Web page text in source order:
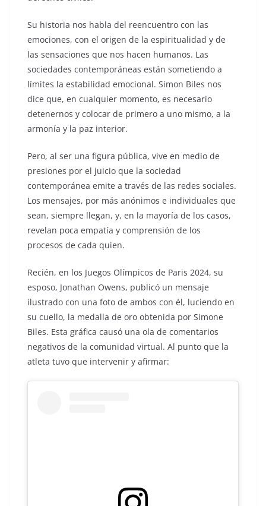
Su historia nos habla del reencuentro con las
emociones, con el origen de la espiritualidad y de
las sensaciones que nos hacen humanos. Las
sociedades contemporáneas están sometiendo a
límites la estabilidad emocional. Simon Biles nos
dice que, en cualquier momento, es necesario
detenernos y colocar de primero a uno mismo, a la
armonía y la paz interior.
Pero, al ser una figura pública, vive en medio de
presiones por el juicio que la sociedad
contemporánea emite a través de las redes sociales.
Los mensajes, por más anónimos e individuales que
sean, siempre llegan, y, en la mayoría de los casos,
revelan poca empatía y comprensión de los
procesos de cada quien.
Recién, en los Juegos Olímpicos de Paris 2024, su
esposo, Jonathan Owens, publicó un mensaje
ilustrado con una foto de ambos con él, luciendo en
su cuello, la medalla de oro obtenida por Simone
Biles. Esta gráfica causó una ola de comentarios
negativos de la comunidad virtual. Al punto que la
atleta tuvo que intervenir y afirmar: